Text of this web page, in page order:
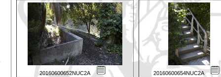
20160600652NUC2A 20160600654NUC2A